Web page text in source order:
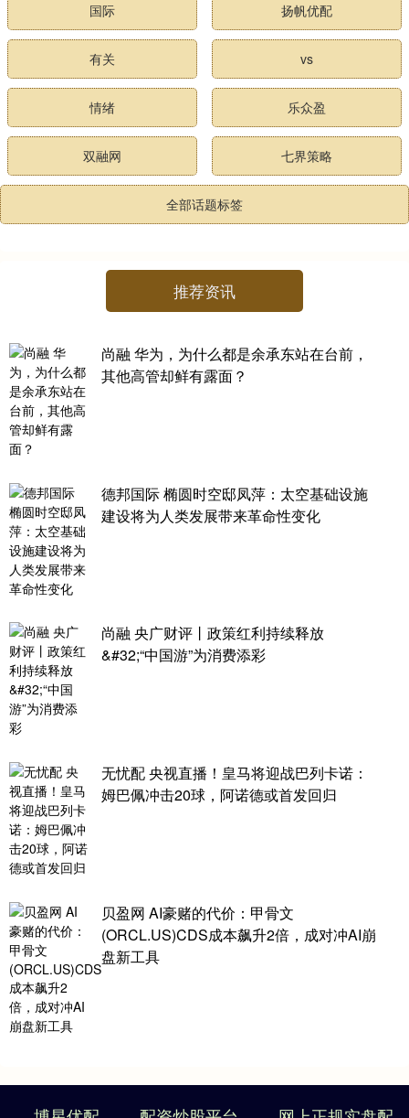
国际 扬帆优配
有关 vs
情绪 乐众盈
双融网 七界策略
全部话题标签
推荐资讯
尚融 华为，为什么都是余承东站在台前，
其他高管却鲜有露面？
德邦国际 椭圆时空邸凤萍：太空基础设施
建设将为人类发展带来革命性变化
尚融 央广财评丨政策红利持续释放
&#32;“中国游”为消费添彩
无忧配 央视直播！皇马将迎战巴列卡诺：
姆巴佩冲击20球，阿诺德或首发回归
贝盈网 AI豪赌的代价：甲骨文
(ORCL.US)CDS成本飙升2倍，成对冲AI崩
盘新工具